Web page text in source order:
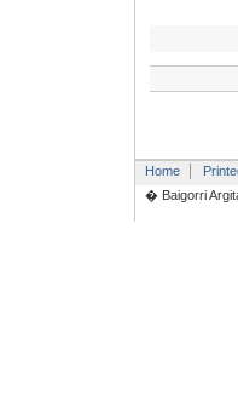
Home
� Baigorri